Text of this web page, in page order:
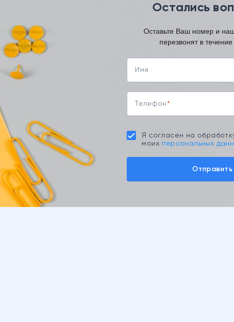
Остались
Оставьте Ваш номер и
перезвонят в
Имя
Телефон
Я согласен на
моих персональных
Отправить